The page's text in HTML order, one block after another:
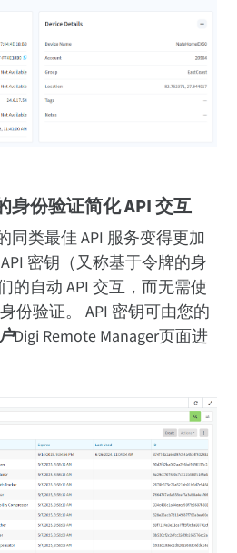
身份验证简化 API 交互
同类最佳 API 服务变得更加
密钥（又称基于令牌的身
的自动 API 交互，而无需使
份验证。 API 密钥可由您的
Digi Remote Manager页面进